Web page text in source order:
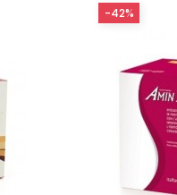
-42%